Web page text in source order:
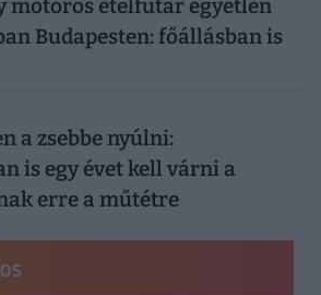
motoros ételfutár egyetlen
Budapesten: főállásban is
a zsebbe nyúlni:
is egy évet kell várni a
erre a műtétre